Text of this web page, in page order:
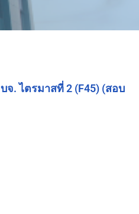
จ. ไตรมาสที่ 2 (F45) (สอบ